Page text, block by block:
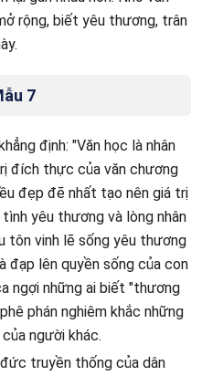
rộng, biết yêu thương, trân
7
định: "Văn học là nhân
đích thực của văn chương
đẹp đẽ nhất tạo nên giá trị
yêu thương và lòng nhân
tôn vinh lẽ sống yêu thương
đạp lên quyền sống của con
ngợi những ai biết "thương
phán nghiêm khắc những
người khác.
truyền thống của dân